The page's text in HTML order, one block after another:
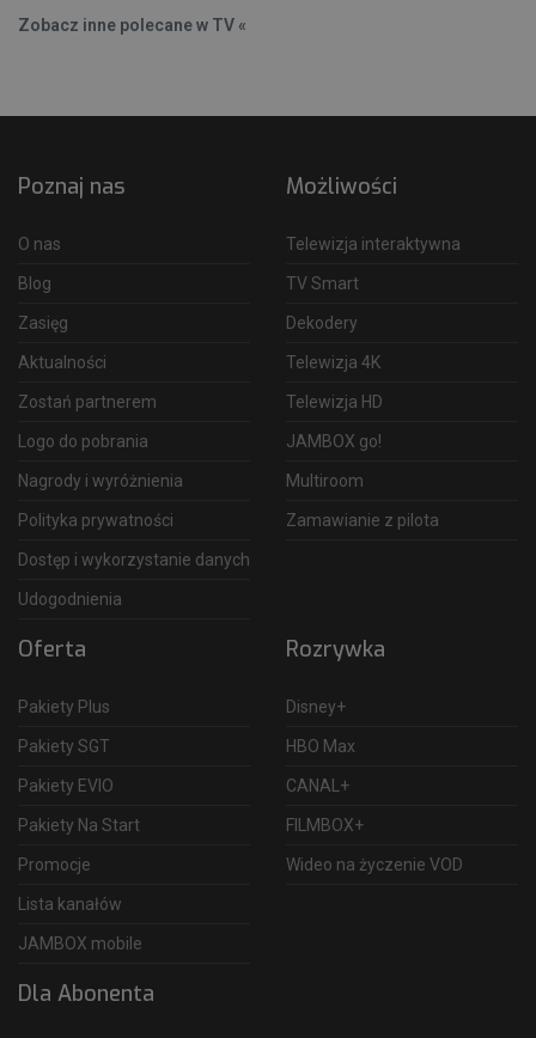
Zobacz inne polecane w TV «
Poznaj nas
O nas
Blog
Zasięg
Aktualności
Zostań partnerem
Logo do pobrania
Nagrody i wyróżnienia
Polityka prywatności
Dostęp i wykorzystanie danych
Udogodnienia
Możliwości
Telewizja interaktywna
TV Smart
Dekodery
Telewizja 4K
Telewizja HD
JAMBOX go!
Multiroom
Zamawianie z pilota
Oferta
Pakiety Plus
Pakiety SGT
Pakiety EVIO
Pakiety Na Start
Promocje
Lista kanałów
JAMBOX mobile
Rozrywka
Disney+
HBO Max
CANAL+
FILMBOX+
Wideo na życzenie VOD
Dla Abonenta